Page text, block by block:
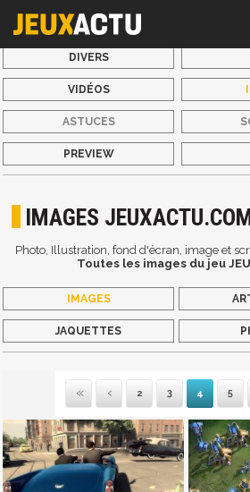
DIVERS
VIDÉOS
ASTUCES
PREVIEW
IMAGES
Photo, Illustration, fond d'écran, image et
Toutes les images du jeu
IMAGES
JAQUETTES
Première
2 3 4 5